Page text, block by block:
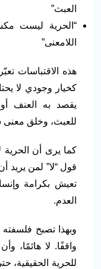
العبث”
“الحرية ليست
اللامعنى”
هذه الاقتباسات
كخيار وجودي لا
يقصد به العنف
للعبث، وخلق
كما يرى أن الحرية
قول “لا” لمن يريد
تعيش بكرامة
العدم.
وبهذا تصبح
واقفًا. لا هائمًا،
للحرية الحقيقية،